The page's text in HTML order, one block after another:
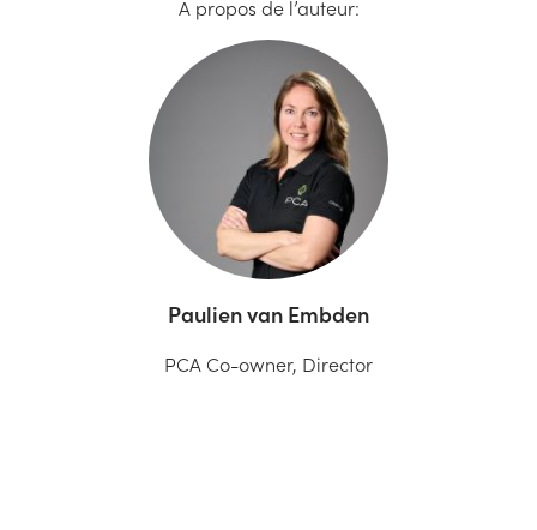
A propos de l’auteur:
Paulien van Embden
PCA Co-owner, Director